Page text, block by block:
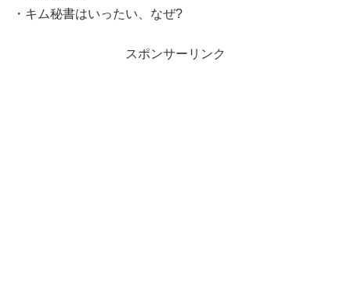
・キム秘書はいったい、なぜ?
スポンサーリンク